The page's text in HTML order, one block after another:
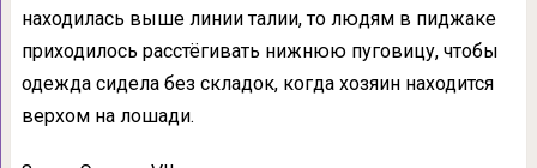
находилась выше линии талии, то людям в пиджаке
приходилось расстёгивать нижнюю пуговицу, чтобы
одежда сидела без складок, когда хозяин находится
верхом на лошади.